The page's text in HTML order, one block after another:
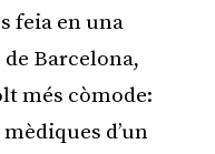
feia en una
Barcelona,
més còmode:
d’un